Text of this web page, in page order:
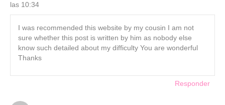
las 10:34
I was recommended this website by my cousin I am not
sure whether this post is written by him as nobody else
know such detailed about my difficulty You are wonderful
Thanks
Responder